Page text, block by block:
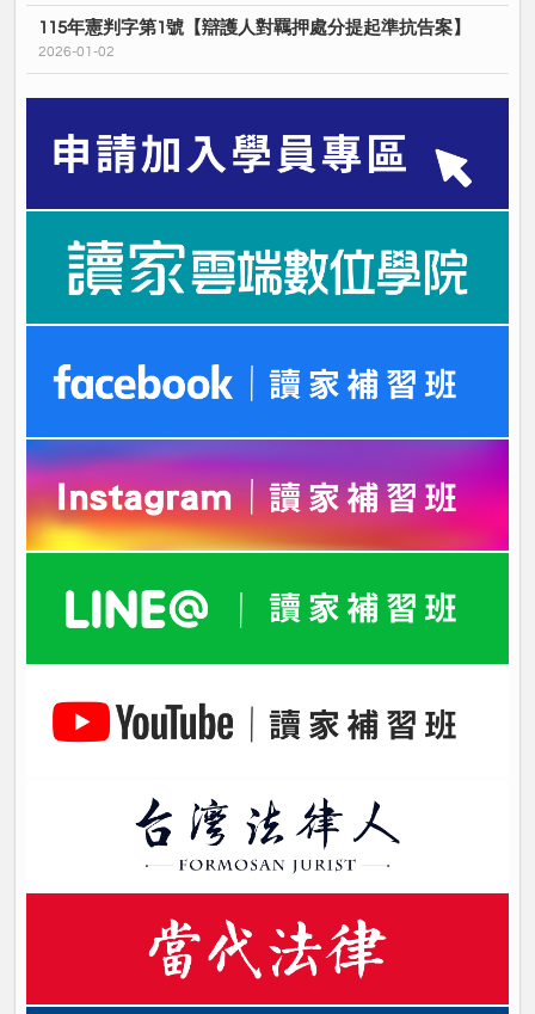
115年憲判字第1號【辯護人對羈押處分提起準抗告案】
2026-01-02